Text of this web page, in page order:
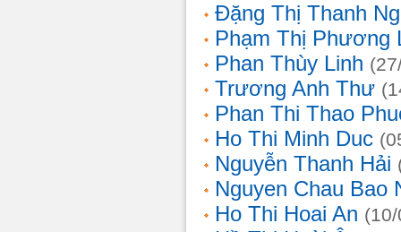
Đặng Thị Thanh
Phạm Thị Phương
Phan Thùy Linh
Trương Anh Thư
Phan Thi Thao
Ho Thi Minh Duc
Nguyễn Thanh Hải
Nguyen Chau Bao
Ho Thi Hoai An